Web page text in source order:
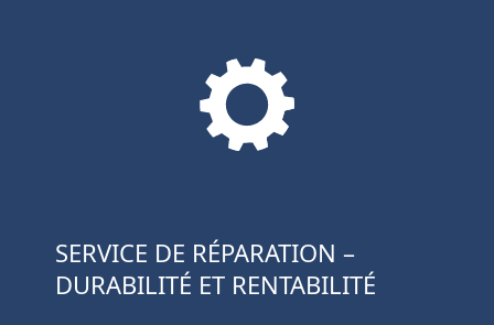
SERVICE DE RÉPARATION –
DURABILITÉ ET RENTABILITÉ